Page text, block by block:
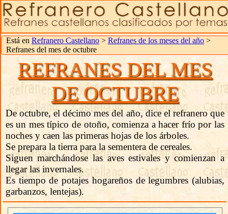
Está en Refranero Castellano> Refranes de los meses del año>
Refranes del mes de octubre
REFRANES DEL MES
DE OCTUBRE
De octubre, el décimo mes del año, dice el refranero que
es un mes típico de otoño, comienza a hacer frío por las
noches y caen las primeras hojas de los árboles.
Se prepara la tierra para la sementera de cereales.
Siguen marchándose las aves estivales y comienzan a
llegar las invernales.
Es tiempo de potajes hogareños de legumbres (alubias,
garbanzos, lentejas).